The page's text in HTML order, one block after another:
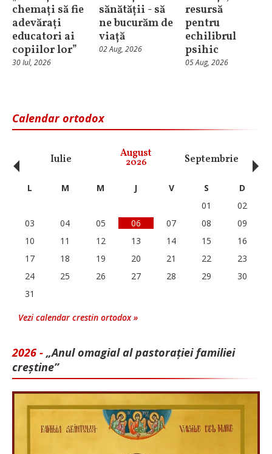
chemați să fie
adevărați
educatori ai
copiilor lor”
30 Iul, 2026
sănătății - să
ne bucurăm de
viață
02 Aug, 2026
resursă
pentru
echilibrul
psihic
05 Aug, 2026
Calendar ortodox
Iulie August
2026 Septembrie
‹ L M M J V S
D
01
02
03
04 05 06 07 08
09
10
11 12 13 14 15
16
17
18 19 20 21 22
23
24
25 26 27 28 29
30
31
Vezi calendar crestin ortodox »
2026 - „Anul omagial al pastorației familiei
creștine”